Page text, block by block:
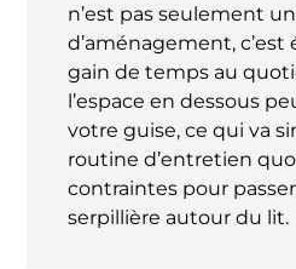
n’est pas seulement
d’aménagement,
gain de temps au
l’espace en dessous
votre guise, ce qui va
routine d’entretien
contraintes pour passer
serpillière autour du lit.